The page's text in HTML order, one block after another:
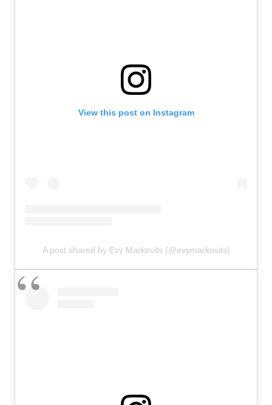
View this post on Instagram
A post shared by Evy Markovits (@evymarkovits)